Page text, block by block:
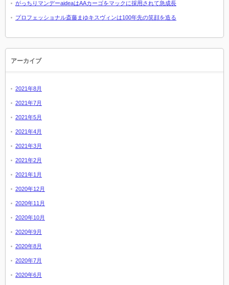
がっちりマンデーaideaはAAカーゴをマックに採用されて急成長
プロフェッショナル斎藤まゆキスヴィンは100年先の笑顔を造る
アーカイブ
2021年8月
2021年7月
2021年5月
2021年4月
2021年3月
2021年2月
2021年1月
2020年12月
2020年11月
2020年10月
2020年9月
2020年8月
2020年7月
2020年6月